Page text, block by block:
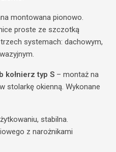
montowana pionowo.
proste ze szczotką
systemach: dachowym,
kołnierz typ S – montaż na
stolarkę okienną. Wykonane
stabilna.
z narożnikami